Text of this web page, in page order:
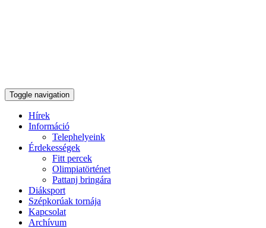
Toggle navigation
Hírek
Információ
Telephelyeink
Érdekességek
Fitt percek
Olimpiatörténet
Pattanj bringára
Diáksport
Szépkorúak tornája
Kapcsolat
Archívum